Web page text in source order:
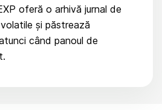
oferă o arhivă jurnal de
și păstrează
când panoul de